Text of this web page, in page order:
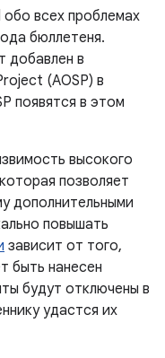
всех проблемах
бюллетеня.
добавлен в
(AOSP) в
появятся в этом
высокого
позволяет
дополнительными
повышать
зависит от того,
быть нанесен
будут отключены в
удастся их